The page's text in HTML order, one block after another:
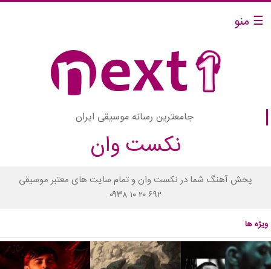
☰ منو
جامعترین رسانه موسیقی ایران
نکست وان
پخش آهنگ شما در نکست وان و تمام سایت های معتبر موسیقی
۰۹۳۸ ۱۰ ۲۰ ۶۹۲
ویژه ها